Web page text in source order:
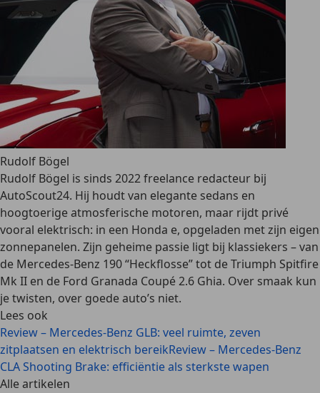
Rudolf Bögel
Rudolf Bögel is sinds 2022 freelance redacteur bij
AutoScout24. Hij houdt van elegante sedans en
hoogtoerige atmosferische motoren, maar rijdt privé
vooral elektrisch: in een Honda e, opgeladen met zijn eigen
zonnepanelen. Zijn geheime passie ligt bij klassiekers – van
de Mercedes-Benz 190 “Heckflosse” tot de Triumph Spitfire
Mk II en de Ford Granada Coupé 2.6 Ghia. Over smaak kun
je twisten, over goede auto’s niet.
Lees ook
Review – Mercedes-Benz GLB: veel ruimte, zeven
zitplaatsen en elektrisch bereikReview – Mercedes-Benz
CLA Shooting Brake: efficiëntie als sterkste wapen
Alle artikelen